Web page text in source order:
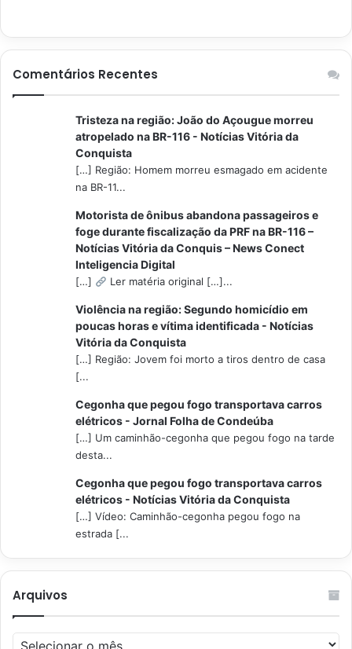
Comentários Recentes
Tristeza na região: João do Açougue morreu
atropelado na BR-116 - Notícias Vitória da
Conquista
[…] Região: Homem morreu esmagado em acidente
na BR-11...
Motorista de ônibus abandona passageiros e
foge durante fiscalização da PRF na BR-116 –
Notícias Vitória da Conquis – News Conect
Inteligencia Digital
[…] Ler matéria original […]...
Violência na região: Segundo homicídio em
poucas horas e vítima identificada - Notícias
Vitória da Conquista
[…] Região: Jovem foi morto a tiros dentro de casa
[...
Cegonha que pegou fogo transportava carros
elétricos - Jornal Folha de Condeúba
[…] Um caminhão-cegonha que pegou fogo na tarde
desta...
Cegonha que pegou fogo transportava carros
elétricos - Notícias Vitória da Conquista
[…] Vídeo: Caminhão-cegonha pegou fogo na
estrada [...
Arquivos
Arquivos